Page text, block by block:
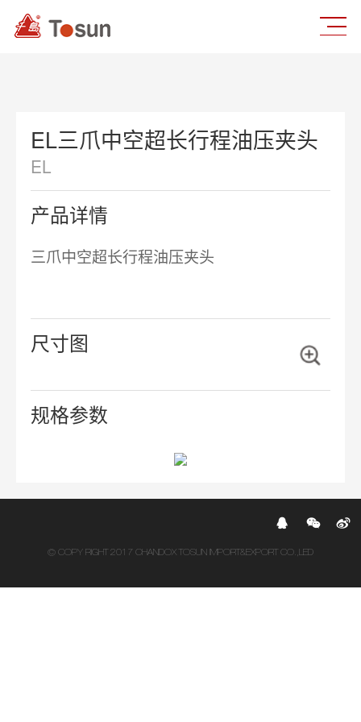
EL三爪中空超长行程油压夹头
EL
产品详情
三爪中空超长行程油压夹头
尺寸图
规格参数
© COPY RIGHT 2017 CHANDOX TOSUN IMPORT&EXPORT CO.,LED